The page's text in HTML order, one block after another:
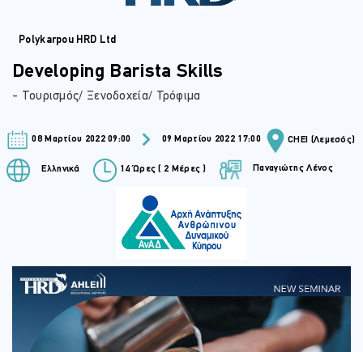
Polykarpou HRD Ltd
Developing Barista Skills
- Τουρισμός/ Ξενοδοχεία/ Τρόφιμα
08 Μαρτίου 2022 09:00 09 Μαρτίου 2022 17:00 CHEI (Λεμεσός)
Ελληνικά 14 Ώρες ( 2 Μέρες ) Παναγιώτης Λένος